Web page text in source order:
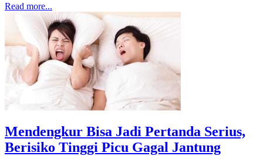
Read more...
Mendengkur Bisa Jadi Pertanda Serius,
Berisiko Tinggi Picu Gagal Jantung